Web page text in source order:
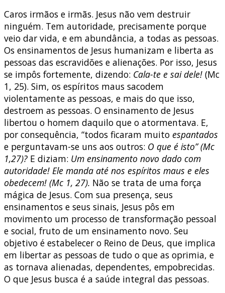
Caros irmãos e irmãs. Jesus não vem destruir
ninguém. Tem autoridade, precisamente porque
veio dar vida, e em abundância, a todas as pessoas.
Os ensinamentos de Jesus humanizam e liberta as
pessoas das escravidões e alienações. Por isso, Jesus
se impôs fortemente, dizendo: Cala-te e sai dele! (Mc
1, 25). Sim, os espíritos maus sacodem
violentamente as pessoas, e mais do que isso,
destroem as pessoas. O ensinamento de Jesus
libertou o homem daquilo que o atormentava. E,
por consequência, “todos ficaram muito espantados
e perguntavam-se uns aos outros: O que é isto” (Mc
1,27)? E diziam: Um ensinamento novo dado com
autoridade! Ele manda até nos espíritos maus e eles
obedecem! (Mc 1, 27). Não se trata de uma força
mágica de Jesus. Com sua presença, seus
ensinamentos e seus sinais, Jesus pôs em
movimento um processo de transformação pessoal
e social, fruto de um ensinamento novo. Seu
objetivo é estabelecer o Reino de Deus, que implica
em libertar as pessoas de tudo o que as oprimia, e
as tornava alienadas, dependentes, empobrecidas.
O que Jesus busca é a saúde integral das pessoas.